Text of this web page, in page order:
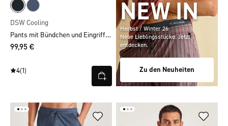
DSW Cooling
Pants mit Bündchen und Eingrifftaschen
99,95 €
4(1)
NEW IN
Herbst / Winter 26
Neue Lieblingsstücke. Jetzt
entdecken.
Zu den Neuheiten